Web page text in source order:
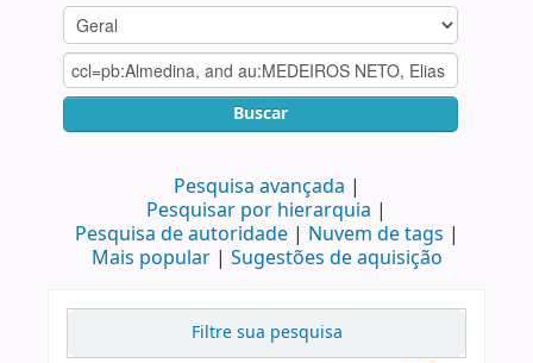
Buscar
Pesquisa avançada
Pesquisar por hierarquia
Pesquisa de autoridade
Nuvem de tags
Mais popular
Sugestões de aquisição
Filtre sua pesquisa